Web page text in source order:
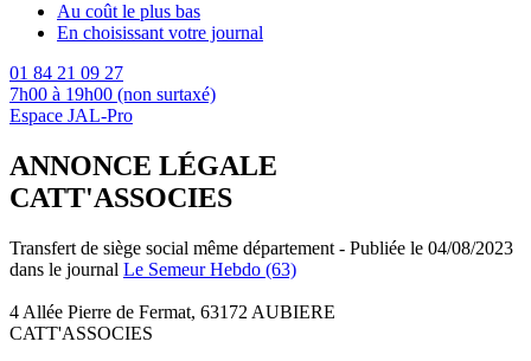
Au coût le plus bas
En choisissant votre journal
01 84 21 09 27
7h00 à 19h00 (non surtaxé)
Espace JAL-Pro
ANNONCE LÉGALE
CATT'ASSOCIES
Transfert de siège social même département - Publiée le 04/08/2023
dans le journal Le Semeur Hebdo (63)
4 Allée Pierre de Fermat, 63172 AUBIERE
CATT'ASSOCIES